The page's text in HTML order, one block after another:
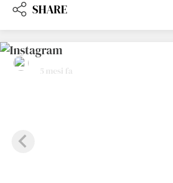
SHARE
hotelrestaurantschennerhof
5 mesi fa